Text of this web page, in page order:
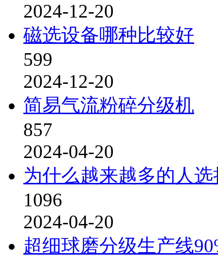
2024-12-20
磁选设备哪种比较好
599
2024-12-20
简易气流粉碎分级机
857
2024-04-20
为什么越来越多的人
1096
2024-04-20
超细球磨分级生产线